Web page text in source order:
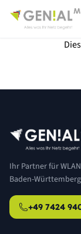
Ihr Partner für
Baden-
+49 7424